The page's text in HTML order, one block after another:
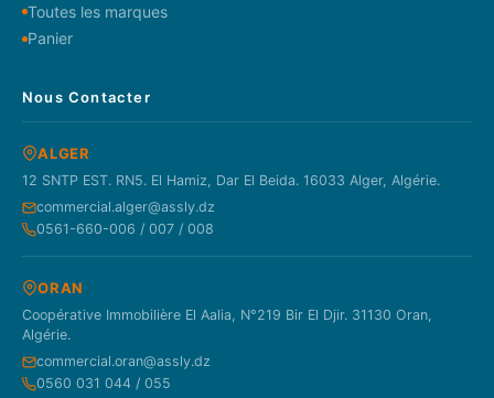
Toutes les marques
Panier
Nous Contacter
ALGER
12 SNTP EST. RN5. El Hamiz, Dar El Beida. 16033 Alger, Algérie.
commercial.alger@assly.dz
0561-660-006 / 007 / 008
ORAN
Coopérative Immobilière El Aalia, N°219 Bir El Djir. 31130 Oran,
Algérie.
commercial.oran@assly.dz
0560 031 044 / 055